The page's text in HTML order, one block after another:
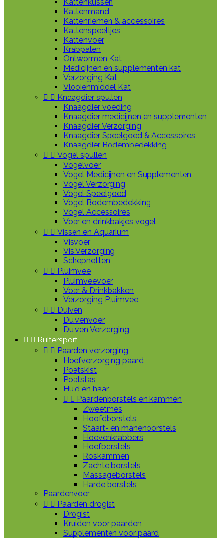
Kattenkussen
Kattenmand
Kattenriemen & accessoires
Kattenspeeltjes
Kattenvoer
Krabpalen
Ontwormen Kat
Medicijnen en supplementen kat
Verzorging Kat
Vlooienmiddel Kat
  Knaagdier spullen
Knaagdier voeding
Knaagdier medicijnen en supplementen
Knaagdier Verzorging
Knaagdier Speelgoed & Accessoires
Knaagdier Bodembedekking
  Vogel spullen
Vogelvoer
Vogel Medicijnen en Supplementen
Vogel Verzorging
Vogel Speelgoed
Vogel Bodembedekking
Vogel Accessoires
Voer en drinkbakjes vogel
  Vissen en Aquarium
Visvoer
Vis Verzorging
Schepnetten
  Pluimvee
Pluimveevoer
Voer & Drinkbakken
Verzorging Pluimvee
  Duiven
Duivenvoer
Duiven Verzorging
  Ruitersport
  Paarden verzorging
Hoefverzorging paard
Poetskist
Poetstas
Huid en haar
  Paardenborstels en kammen
Zweetmes
Hoofdborstels
Staart- en manenborstels
Hoevenkrabbers
Hoefborstels
Roskammen
Zachte borstels
Massageborstels
Harde borstels
Paardenvoer
  Paarden drogist
Drogist
Kruiden voor paarden
Supplementen voor paard